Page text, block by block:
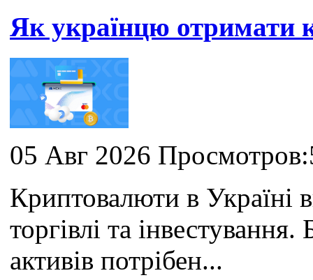
Як українцю отримати
05 Авг 2026
Криптовалюти в Україні
торгівлі та
активів потрібен...